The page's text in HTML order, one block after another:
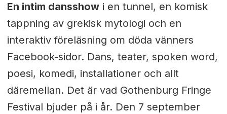
En intim dansshowi en tunnel, en komisk
tappning av grekisk mytologi och en
interaktiv föreläsning om döda vänners
Facebook-sidor. Dans, teater, spoken word,
poesi, komedi, installationer och allt
däremellan. Det är vad Gothenburg Fringe
Festival bjuder på i år. Den 7 september